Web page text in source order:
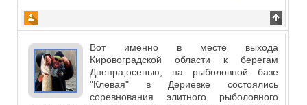
Вот именно в месте выхода
Кировоградской области к берегам
Днепра,осенью, на рыболовной базе
"Клевая" в Дериевке состоялись
соревнования элитного рыболовного